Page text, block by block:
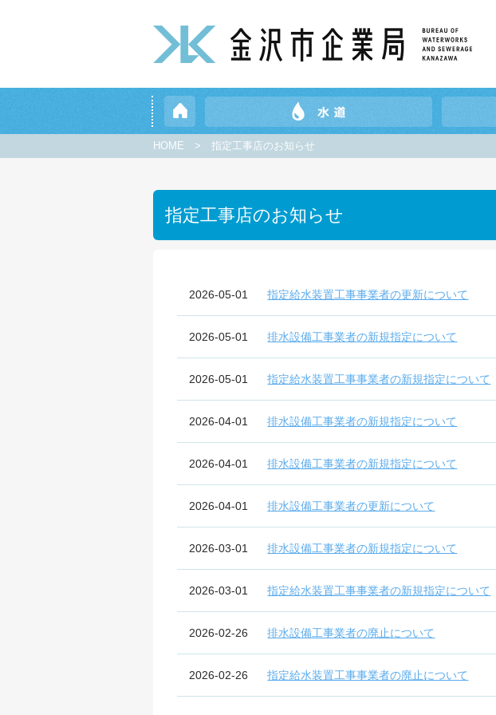
HOME > 指定工事店のお知らせ
指定工事店のお知らせ
2026-05-01 指定給水装置工事事業者の更新について
2026-05-01 排水設備工事業者の新規指定について
2026-05-01 指定給水装置工事事業者の新規指定について
2026-04-01 排水設備工事業者の新規指定について
2026-04-01 排水設備工事業者の新規指定について
2026-04-01 排水設備工事業者の更新について
2026-03-01 排水設備工事業者の新規指定について
2026-03-01 指定給水装置工事事業者の新規指定について
2026-02-26 排水設備工事業者の廃止について
2026-02-26 指定給水装置工事事業者の廃止について